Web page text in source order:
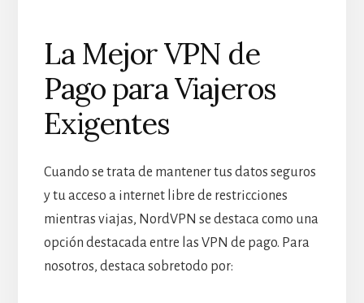
La Mejor VPN de
Pago para Viajeros
Exigentes
Cuando se trata de mantener tus datos seguros
y tu acceso a internet libre de restricciones
mientras viajas, NordVPN se destaca como una
opción destacada entre las VPN de pago. Para
nosotros, destaca sobretodo por: